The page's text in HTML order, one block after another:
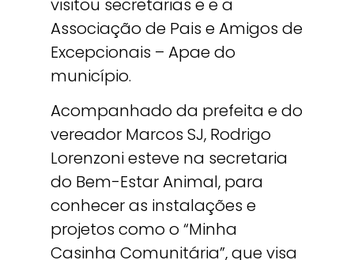
visitou secretarias e e a
Associação de Pais e Amigos de
Excepcionais – Apae do
município.
Acompanhado da prefeita e do
vereador Marcos SJ, Rodrigo
Lorenzoni esteve na secretaria
do Bem-Estar Animal, para
conhecer as instalações e
projetos como o “Minha
Casinha Comunitária”, que visa